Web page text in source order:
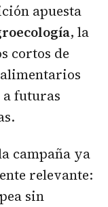
apuesta
, la
cortos de
futuras
campaña ya
relevante:
sin